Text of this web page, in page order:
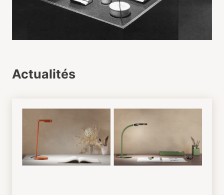
Actualités